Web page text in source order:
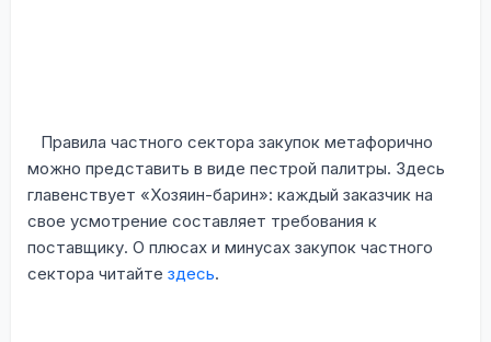
Правила частного сектора закупок метафорично
можно представить в виде пестрой палитры. Здесь
главенствует «Хозяин-барин»: каждый заказчик на
свое усмотрение составляет требования к
поставщику. О плюсах и минусах закупок частного
сектора читайте здесь.